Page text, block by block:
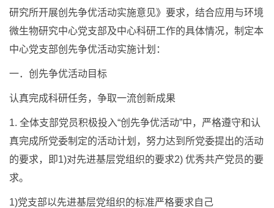
研究所开展创先争优活动实施意见》要求，结合应用与环境
微生物研究中心党支部及中心科研工作的具体情况，制定本
中心党支部创先争优活动实施计划：
一．创先争优活动目标
认真完成科研任务，争取一流创新成果
1. 全体支部党员积极投入“创先争优活动”中，严格遵守和认
真完成所党委制定的活动计划，努力达到所党委提出的活动
的要求，即1)对先进基层党组织的要求2) 优秀共产党员的要
求。
1)党支部以先进基层党组织的标准严格要求自己